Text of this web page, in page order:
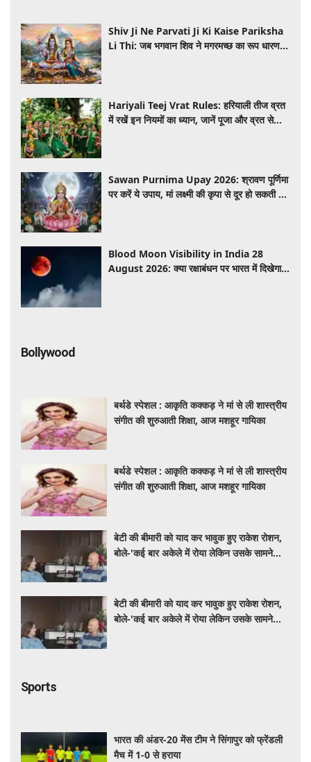
Shiv Ji Ne Parvati Ji Ki Kaise Pariksha
Li Thi: जब भगवान शिव ने मगरमच्छ का रूप धारण
Hariyali Teej Vrat Rules: हरियाली तीज व्रत
में रखें इन नियमों का ध्यान, जानें पूजा और व्रत से
Sawan Purnima Upay 2026: श्रावण पूर्णिमा
पर करें ये उपाय, मां लक्ष्मी की कृपा से दूर हो सकती हैं
Blood Moon Visibility in India 28
August 2026: क्या रक्षाबंधन पर भारत में दिखेगा
Bollywood
बर्थडे स्पेशल : आकृति कक्कड़ ने मां से ली शास्त्रीय
संगीत की शुरुआती शिक्षा, आज मशहूर गायिका
बर्थडे स्पेशल : आकृति कक्कड़ ने मां से ली शास्त्रीय
संगीत की शुरुआती शिक्षा, आज मशहूर गायिका
बेटी की बीमारी को याद कर भावुक हुए राकेश रोशन,
बोले-'कई बार अकेले में रोया लेकिन उसके सामने
बेटी की बीमारी को याद कर भावुक हुए राकेश रोशन,
बोले-'कई बार अकेले में रोया लेकिन उसके सामने
Sports
भारत की अंडर-20 मेंस टीम ने सिंगापुर को फ्रेंडली
मैच में 1-0 से हराया